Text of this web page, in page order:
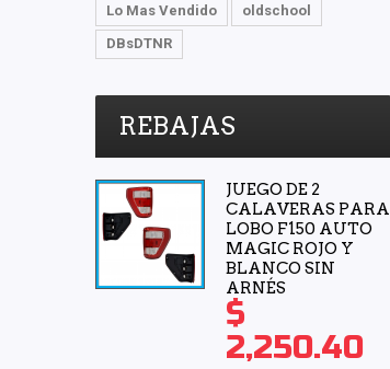
Lo Mas Vendido
oldschool
DBsDTNR
REBAJAS
JUEGO DE 2
CALAVERAS PARA
LOBO F150 AUTO
MAGIC ROJO Y
BLANCO SIN
ARNÉS
$
2,250.40